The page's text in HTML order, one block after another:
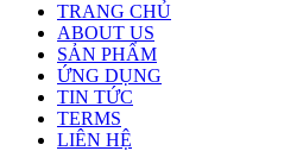
TRANG CHỦ
ABOUT US
SẢN PHẨM
ỨNG DỤNG
TIN TỨC
TERMS
LIÊN HỆ